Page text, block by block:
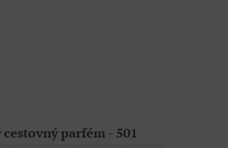
cestovný parfém - 501